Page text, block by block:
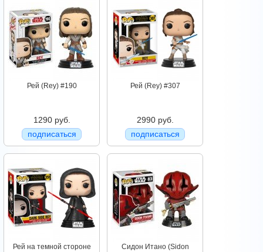
Рей (Rey) #190
1290 руб.
подписаться
Рей (Rey) #307
2990 руб.
подписаться
Рей на темной стороне
Сидон Итано (Sidon